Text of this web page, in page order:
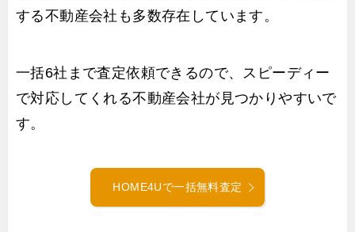
する不動産会社も多数存在しています。
一括6社まで査定依頼できるので、スピーディー
で対応してくれる不動産会社が見つかりやすいで
す。
HOME4Uで一括無料査定